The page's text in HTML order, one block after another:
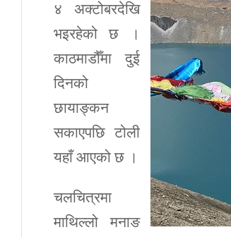
४ अक्टोबरदेखि
भइरहेको छ ।
काठमाडौँमा दुई
दिनको
छायाङ्कन
सकाएपछि टोली
यहाँ आएको छ ।
चलचित्रमा
माथिल्लो मनाङ